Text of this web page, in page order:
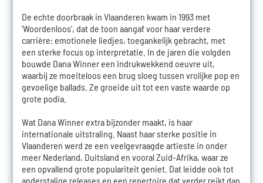
De echte doorbraak in Vlaanderen kwam in 1993 met
'Woordenloos', dat de toon aangaf voor haar verdere
carrière: emotionele liedjes, toegankelijk gebracht, met
een sterke focus op interpretatie. In de jaren die volgden
bouwde Dana Winner een indrukwekkend oeuvre uit,
waarbij ze moeiteloos een brug sloeg tussen vrolijke pop en
gevoelige ballads. Ze groeide uit tot een vaste waarde op
grote podia.
Wat Dana Winner extra bijzonder maakt, is haar
internationale uitstraling. Naast haar sterke positie in
Vlaanderen werd ze een veelgevraagde artieste in onder
meer Nederland, Duitsland en vooral Zuid-Afrika, waar ze
een opvallend grote populariteit geniet. Dat leidde ook tot
anderstalige releases en een repertoire dat verder reikt dan